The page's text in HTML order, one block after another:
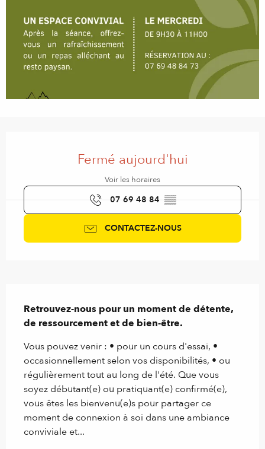
Fermé aujourd'hui
Voir les horaires
07 69 48 84 ▒▒
CONTACTEZ-NOUS
Retrouvez-nous pour un moment de détente,
de ressourcement et de bien-être.
Vous pouvez venir : • pour un cours d'essai, •
occasionnellement selon vos disponibilités, • ou
régulièrement tout au long de l'été. Que vous
soyez débutant(e) ou pratiquant(e) confirmé(e),
vous êtes les bienvenu(e)s pour partager ce
moment de connexion à soi dans une ambiance
conviviale et...